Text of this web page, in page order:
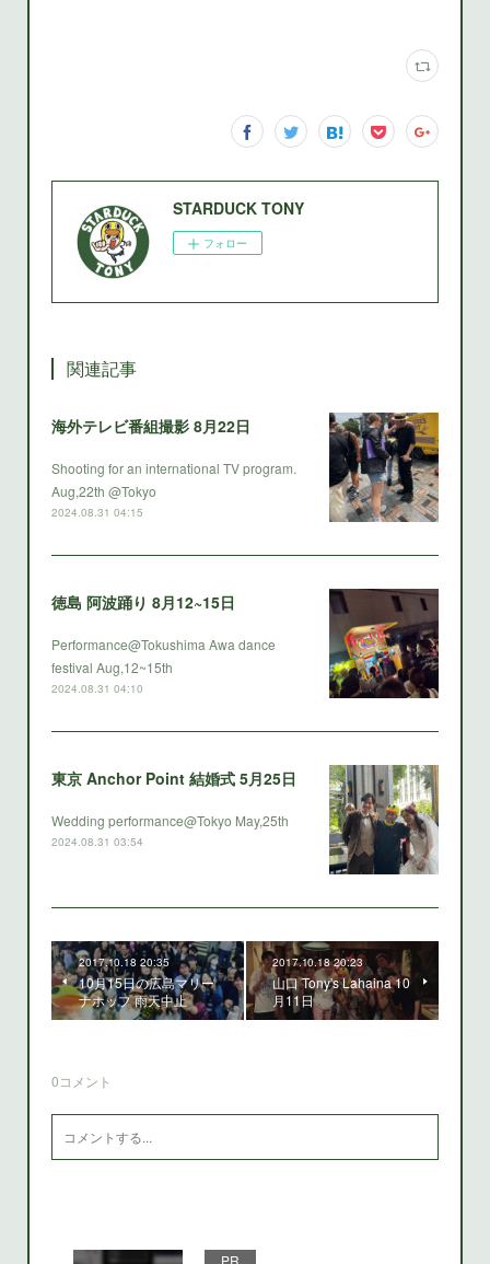
STARDUCK TONY
フォロー
関連記事
海外テレビ番組撮影 8月22日
Shooting for an international TV program.
Aug,22th @Tokyo
2024.08.31 04:15
徳島 阿波踊り 8月12~15日
Performance@Tokushima Awa dance
festival Aug,12~15th
2024.08.31 04:10
東京 Anchor Point 結婚式 5月25日
Wedding performance@Tokyo May,25th
2024.08.31 03:54
2017.10.18 20:35
10月15日の広島マリー
ナホップ 雨天中止
2017.10.18 20:23
山口 Tony's Lahaina 10
月11日
0コメント
PR